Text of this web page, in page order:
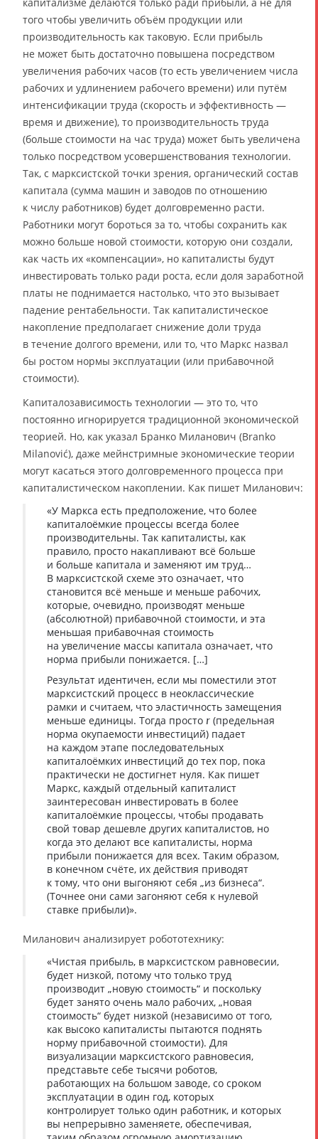
того чтобы увеличить объём продукции или
производительность как таковую. Если прибыль
не может быть достаточно повышена посредством
увеличения рабочих часов (то есть увеличением числа
рабочих и удлинением рабочего времени) или путём
интенсификации труда (скорость и эффективность —
время и движение), то производительность труда
(больше стоимости на час труда) может быть увеличена
только посредством усовершенствования технологии.
Так, с марксистской точки зрения, органический состав
капитала (сумма машин и заводов по отношению
к числу работников) будет долговременно расти.
Работники могут бороться за то, чтобы сохранить как
можно больше новой стоимости, которую они создали,
как часть их «компенсации», но капиталисты будут
инвестировать только ради роста, если доля заработной
платы не поднимается настолько, что это вызывает
падение рентабельности. Так капиталистическое
накопление предполагает снижение доли труда
в течение долгого времени, или то, что Маркс назвал
бы ростом нормы эксплуатации (или прибавочной
стоимости).
Капиталозависимость технологии — это то, что
постоянно игнорируется традиционной экономической
теорией. Но, как указал Бранко Миланович (Branko
Milanović), даже мейнстримные экономические теории
могут касаться этого долговременного процесса при
капиталистическом накоплении. Как пишет Миланович:
«У Маркса есть предположение, что более
капиталоёмкие процессы всегда более
производительны. Так капиталисты, как
правило, просто накапливают всё больше
и больше капитала и заменяют им труд…
В марксистской схеме это означает, что
становится всё меньше и меньше рабочих,
которые, очевидно, производят меньше
(абсолютной) прибавочной стоимости, и эта
меньшая прибавочная стоимость
на увеличение массы капитала означает, что
норма прибыли понижается. […]
Результат идентичен, если мы поместили этот
марксистский процесс в неоклассические
рамки и считаем, что эластичность замещения
меньше единицы. Тогда просто r (предельная
норма окупаемости инвестиций) падает
на каждом этапе последовательных
капиталоёмких инвестиций до тех пор, пока
практически не достигнет нуля. Как пишет
Маркс, каждый отдельный капиталист
заинтересован инвестировать в более
капиталоёмкие процессы, чтобы продавать
свой товар дешевле других капиталистов, но
когда это делают все капиталисты, норма
прибыли понижается для всех. Таким образом,
в конечном счёте, их действия приводят
к тому, что они выгоняют себя „из бизнеса“.
(Точнее они сами загоняют себя к нулевой
ставке прибыли)».
Миланович анализирует робототехнику:
«Чистая прибыль, в марксистском равновесии,
будет низкой, потому что только труд
производит „новую стоимость“ и поскольку
будет занято очень мало рабочих, „новая
стоимость“ будет низкой (независимо от того,
как высоко капиталисты пытаются поднять
норму прибавочной стоимости). Для
визуализации марксистского равновесия,
представьте себе тысячи роботов,
работающих на большом заводе, со сроком
эксплуатации в один год, которых
контролирует только один работник, и которых
вы непрерывно заменяете, обеспечивая,